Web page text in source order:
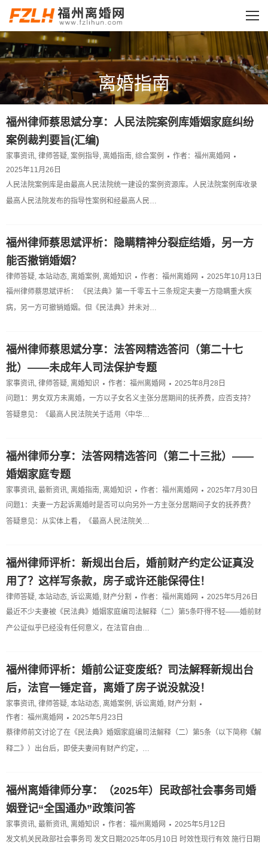
离婚指南
您的位置：
福州律师蔡思斌分享：人民法院案例库婚姻家庭纠纷
案例裁判要旨(汇编)
家事资讯, 律师答疑, 案例指导, 离婚指南, 综合案例 作者： 福州离婚网
2025年11月26日
人民法院案例库是由最高人民法院统一建设的案例资源库。人民法院案例库收录
最高人民法院发布的指导性案例和经最高人民…
福州律师蔡思斌评析：隐瞒精神分裂症结婚，另一方
能否撤销婚姻？
律师答疑, 本站动态, 离婚案例 , 离婚知识 作者： 福州离婚网
2025年10月13日
福州律师蔡思斌评析： 《民法典》第一千零五十三条规定夫妻一方隐瞒重大疾
病，另一方可撤销婚姻。但《民法典》并未对…
福州律师蔡思斌分享：法答网精选答问（第二十七
批）——未成年人司法保护专题
家事资讯, 律师答疑, 离婚知识 作者： 福州离婚网
2025年8月28日
问题1：男女双方未离婚，一方以子女名义主张分居期间的抚养费，应否支持？
答疑意见：《最高人民法院关于适用〈中华…
福州律师分享：法答网精选答问（第二十三批）——
婚姻家庭专题
家事资讯, 最新资讯, 离婚指南, 离婚知识 作者： 福州离婚网
2025年7月30日
问题1：夫妻一方起诉离婚时是否可以向另外一方主张分居期间子女的抚养费？
答疑意见：从实体上看，《最高人民法院关…
福州律师评析：新规出台后，婚前财产约定公证真没
用了？这样写条款，房子或许还能保得住！
律师答疑, 本站动态, 诉讼离婚, 财产分割 作者： 福州离婚网
2025年5月26日
最近不少夫妻被《民法典》婚姻家庭编司法解释（二）第5条吓得不轻——婚前财
产公证似乎已经没有任何意义，在法官自由…
福州律师评析：婚前公证变废纸？司法解释新规出台
后，法官一锤定音，离婚了房子说没就没！
家事资讯, 律师答疑, 本站动态, 离婚案例 , 诉讼离婚, 财产分割
作者： 福州离婚网
2025年5月23日
蔡律师前文讨论了在《民法典》婚姻家庭编司法解释（二）第5条（以下简称《解
释二》）出台后，即使夫妻间有财产约定，…
福州离婚律师分享：（2025年）民政部社会事务司婚
姻登记“全国通办”政策问答
家事资讯, 最新资讯, 离婚知识 作者： 福州离婚网
2025年5月12日
发文机关民政部社会事务司 发文日期2025年05月10日 时效性现行有效 施行日期